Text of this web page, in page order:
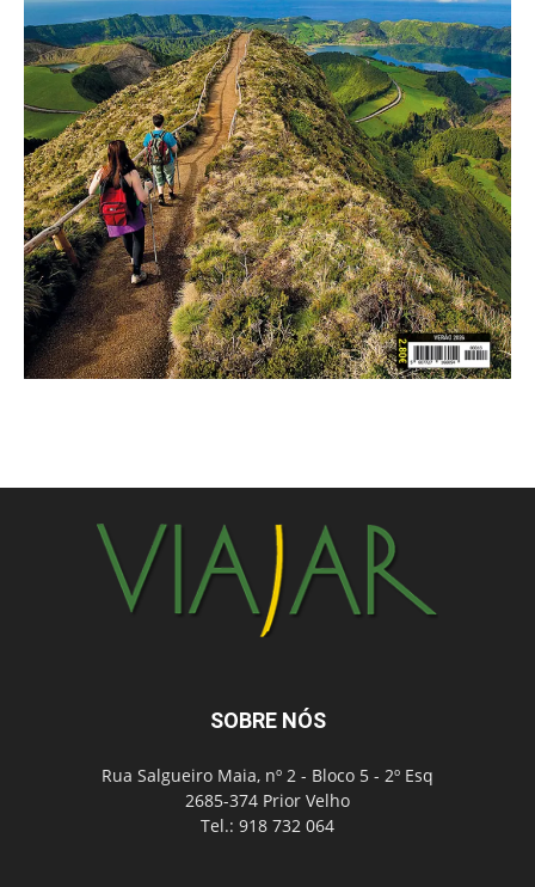
SOBRE NÓS
Rua Salgueiro Maia, nº 2 - Bloco 5 - 2º Esq
2685-374 Prior Velho
Tel.: 918 732 064